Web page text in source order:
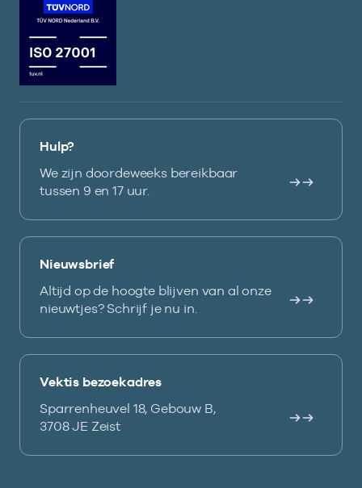
Hulp?
We zijn doordeweeks bereikbaar
tussen 9 en 17 uur.
Nieuwsbrief
Altijd op de hoogte blijven van al onze
nieuwtjes? Schrijf je nu in.
Vektis bezoekadres
Sparrenheuvel 18, Gebouw B,
3708 JE Zeist